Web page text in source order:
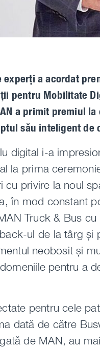
a acordat
pentru Mobilitate
a primit premiul la
său inteligent de
digital i-a
la prima
cu privire la noul
în mod constant
Truck & Bus
ul de la târg și
neobosit și
pentru a
pentru cele
dată de către
de MAN, au